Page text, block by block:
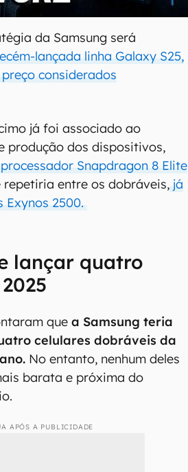
da Samsung será
lançada linha Galaxy S25,
considerados
já foi associado ao
produção dos dispositivos,
Snapdragon 8 Elite
repetiria entre os dobráveis, já
Exynos 2500.
lançar quatro
que a Samsung teria
celulares dobráveis da
No entanto, nenhum deles
barata e próxima do
APÓS A PUBLICIDADE